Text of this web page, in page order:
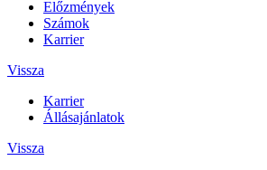
Előzmények
Számok
Karrier
Vissza
Karrier
Állásajánlatok
Vissza